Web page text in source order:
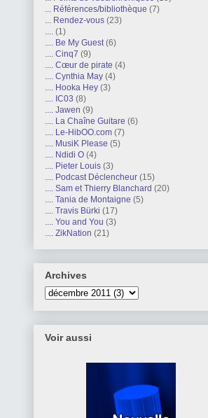
... Références/bibliothèque (7)
... Rendez-vous (23)
.... (1)
.... Be My Guest (6)
.... Cinq7 (9)
.... Cœur de pirate (4)
.... Cynthia May (4)
.... Hooka Hey (3)
.... IC03 (8)
.... Jawen (9)
.... La Chaîne Guitare (6)
.... Le-HibOO.com (7)
.... MusiK Please (5)
.... Ndidi O (4)
.... Pieter Louis (3)
.... Podcast Déclencheur (15)
.... Sam et Thierry Blanchard (20)
.... Tania de Montaigne (5)
.... Travis Bürki (17)
.... You and You (3)
.... ZikNation (21)
Archives
Voir aussi